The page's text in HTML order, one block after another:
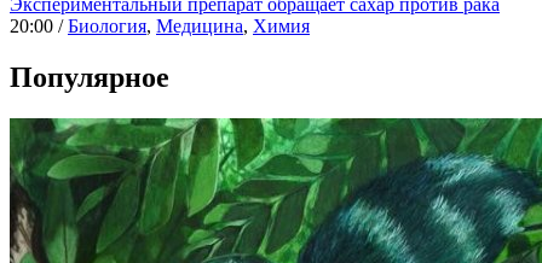
Экспериментальный препарат обращает сахар против рака
20:00 /Биология, Медицина, Химия
Популярное